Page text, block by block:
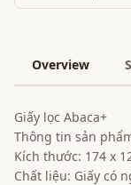
Overview
Giấy lọc Abaca+
Thông tin sản
Kích thước: 174 x
Chất liệu: Giấy có